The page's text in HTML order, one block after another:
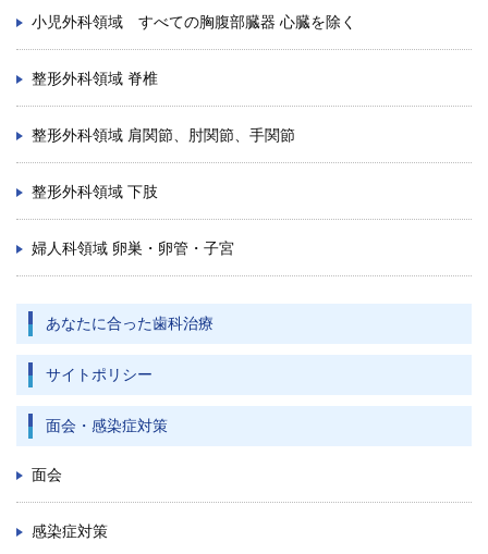
小児外科領域 すべての胸腹部臓器 心臓を除く
整形外科領域 脊椎
整形外科領域 肩関節、肘関節、手関節
整形外科領域 下肢
婦人科領域 卵巣・卵管・子宮
あなたに合った歯科治療
サイトポリシー
面会・感染症対策
面会
感染症対策